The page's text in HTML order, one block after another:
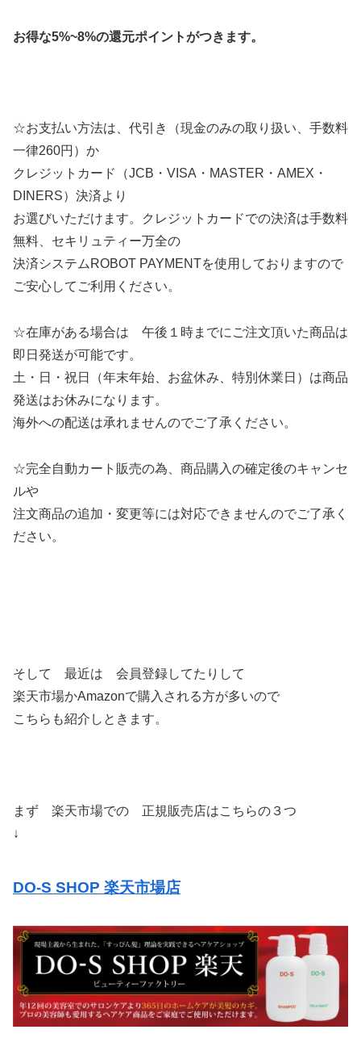
お得な5%~8%の還元ポイントがつきます。
☆お支払い方法は、代引き（現金のみの取り扱い、手数料
一律260円）か
クレジットカード（JCB・VISA・MASTER・AMEX・
DINERS）決済より
お選びいただけます。クレジットカードでの決済は手数料
無料、セキリュティー万全の
決済システムROBOT PAYMENTを使用しておりますので
ご安心してご利用ください。
☆在庫がある場合は 午後１時までにご注文頂いた商品は
即日発送が可能です。
土・日・祝日（年末年始、お盆休み、特別休業日）は商品
発送はお休みになります。
海外への配送は承れませんのでご了承ください。
☆完全自動カート販売の為、商品購入の確定後のキャンセ
ルや
注文商品の追加・変更等には対応できませんのでご了承く
ださい。
そして 最近は 会員登録してたりして
楽天市場かAmazonで購入される方が多いので
こちらも紹介しときます。
まず 楽天市場での 正規販売店はこちらの３つ
↓
DO-S SHOP 楽天市場店